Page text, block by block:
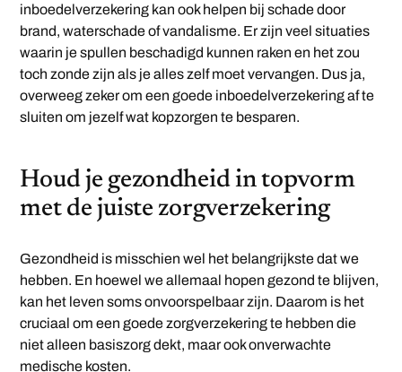
inboedelverzekering kan ook helpen bij schade door
brand, waterschade of vandalisme. Er zijn veel situaties
waarin je spullen beschadigd kunnen raken en het zou
toch zonde zijn als je alles zelf moet vervangen. Dus ja,
overweeg zeker om een goede inboedelverzekering af te
sluiten om jezelf wat kopzorgen te besparen.
Houd je gezondheid in topvorm
met de juiste zorgverzekering
Gezondheid is misschien wel het belangrijkste dat we
hebben. En hoewel we allemaal hopen gezond te blijven,
kan het leven soms onvoorspelbaar zijn. Daarom is het
cruciaal om een goede zorgverzekering te hebben die
niet alleen basiszorg dekt, maar ook onverwachte
medische kosten.